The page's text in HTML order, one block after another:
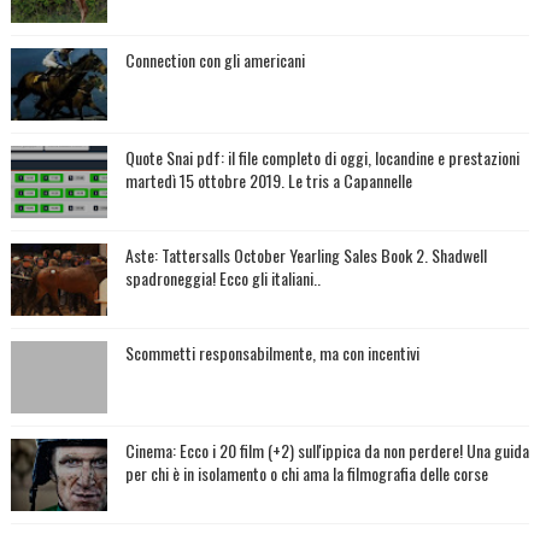
Connection con gli americani
Quote Snai pdf: il file completo di oggi, locandine e prestazioni
martedì 15 ottobre 2019. Le tris a Capannelle
Aste: Tattersalls October Yearling Sales Book 2. Shadwell
spadroneggia! Ecco gli italiani..
Scommetti responsabilmente, ma con incentivi
Cinema: Ecco i 20 film (+2) sull'ippica da non perdere! Una guida
per chi è in isolamento o chi ama la filmografia delle corse